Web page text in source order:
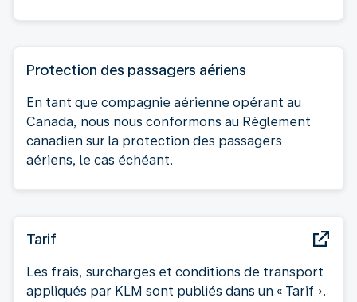
Protection des passagers aériens
En tant que compagnie aérienne opérant au
Canada, nous nous conformons au Règlement
canadien sur la protection des passagers
aériens, le cas échéant.
Tarif
Les frais, surcharges et conditions de transport
appliqués par KLM sont publiés dans un « Tarif ».